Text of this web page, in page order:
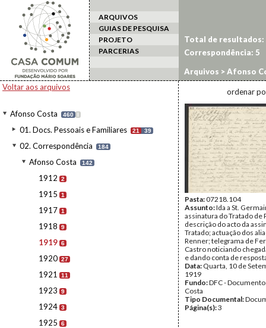
ARQUIVOS
GUIAS DE PESQUISA
PROJETO
PARCERIAS
Voltar aos arquivos
Afonso Costa 460 I
01. Docs. Pessoais e Familiares 21 39
02. Correspondência 184
Afonso Costa 142
1912 2
1915 1
1917 1
1918 9
1919 6
1920 27
1921 11
1923 9
1924 3
1925 6
Total de resultados:
Correspondência: 5
Arquivos >Afonso
ordenar
Pasta:07218.104
Assunto:Ida a St.
assinatura do Tratado de
descrição do acto da
Tratado; actuação dos
Renner; telegrama de
Castro noticiando
e dando conta de
Data: Quarta, 10 de
1919
Fundo:DFC -
Costa
Tipo Documental:
Página(s):3